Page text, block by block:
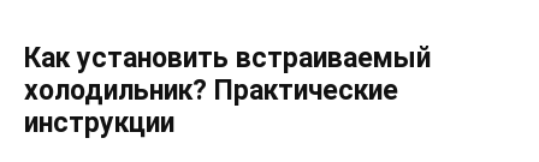
Как установить встраиваемый
холодильник? Практические
инструкции